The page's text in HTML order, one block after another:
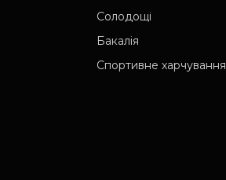
Солодощі
Бакалія
Спортивне харчування